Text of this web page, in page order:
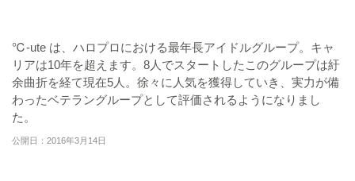
℃-ute は、ハロプロにおける最年長アイドルグループ。キャ
リアは10年を超えます。8人でスタートしたこのグループは紆
余曲折を経て現在5人。徐々に人気を獲得していき、実力が備
わったベテラングループとして評価されるようになりまし
た。
公開日：2016年3月14日